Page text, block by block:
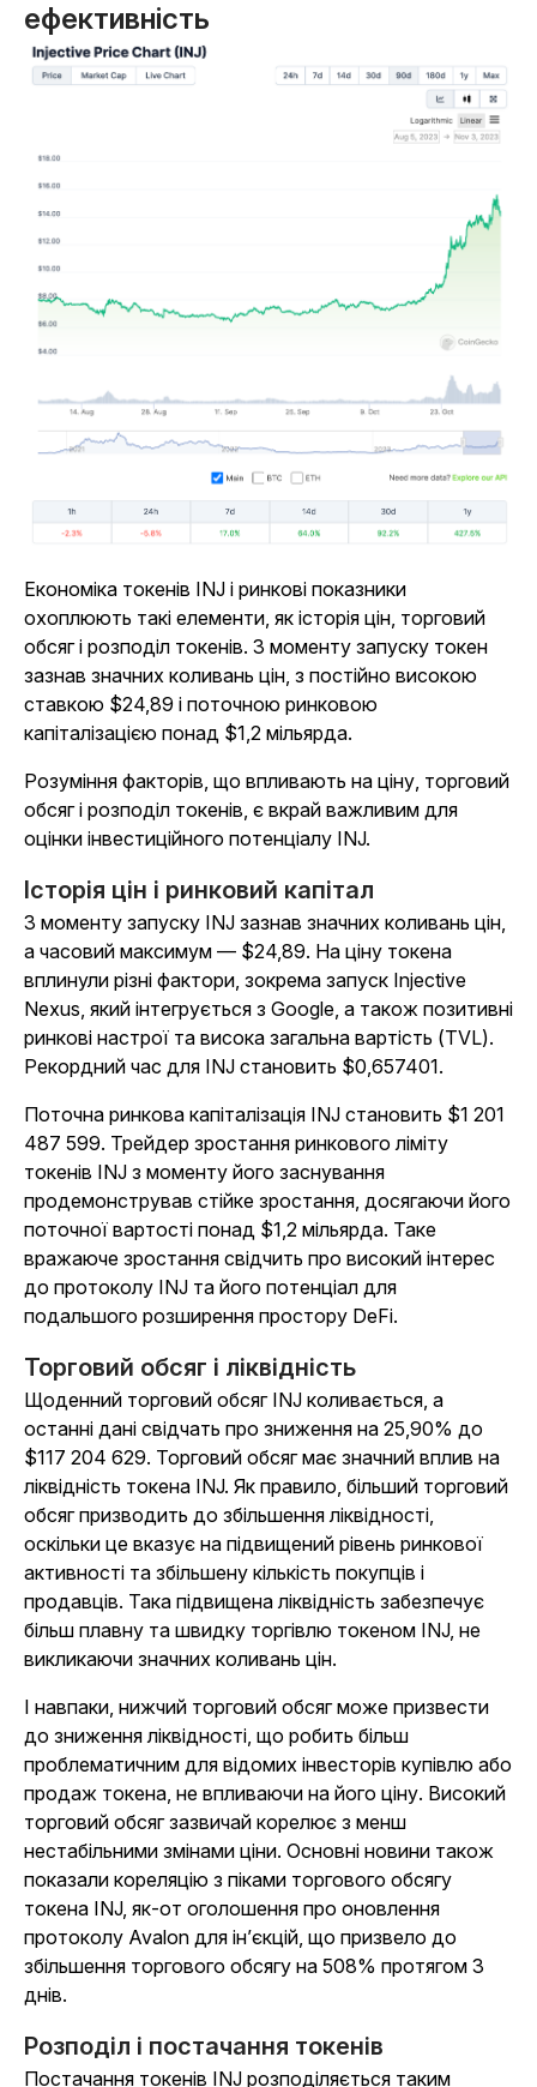
ефективність
Економіка токенів INJ і ринкові показники
охоплюють такі елементи, як історія цін, торговий
обсяг і розподіл токенів. З моменту запуску токен
зазнав значних коливань цін, з постійно високою
ставкою $24,89 і поточною ринковою
капіталізацією понад $1,2 мільярда.
Розуміння факторів, що впливають на ціну, торговий
обсяг і розподіл токенів, є вкрай важливим для
оцінки інвестиційного потенціалу INJ.
Історія цін і ринковий капітал
З моменту запуску INJ зазнав значних коливань цін,
а часовий максимум — $24,89. На ціну токена
вплинули різні фактори, зокрема запуск Injective
Nexus, який інтегрується з Google, а також позитивні
ринкові настрої та висока загальна вартість (TVL).
Рекордний час для INJ становить $0,657401.
Поточна ринкова капіталізація INJ становить $1 201
487 599. Трейдер зростання ринкового ліміту
токенів INJ з моменту його заснування
продемонстрував стійке зростання, досягаючи його
поточної вартості понад $1,2 мільярда. Таке
вражаюче зростання свідчить про високий інтерес
до протоколу INJ та його потенціал для
подальшого розширення простору DeFi.
Торговий обсяг і ліквідність
Щоденний торговий обсяг INJ коливається, а
останні дані свідчать про зниження на 25,90% до
$117 204 629. Торговий обсяг має значний вплив на
ліквідність токена INJ. Як правило, більший торговий
обсяг призводить до збільшення ліквідності,
оскільки це вказує на підвищений рівень ринкової
активності та збільшену кількість покупців і
продавців. Така підвищена ліквідність забезпечує
більш плавну та швидку торгівлю токеном INJ, не
викликаючи значних коливань цін.
І навпаки, нижчий торговий обсяг може призвести
до зниження ліквідності, що робить більш
проблематичним для відомих інвесторів купівлю або
продаж токена, не впливаючи на його ціну. Високий
торговий обсяг зазвичай корелює з менш
нестабільними змінами ціни. Основні новини також
показали кореляцію з піками торгового обсягу
токена INJ, як-от оголошення про оновлення
протоколу Avalon для ін’єкцій, що призвело до
збільшення торгового обсягу на 508% протягом 3
днів.
Розподіл і постачання токенів
Постачання токенів INJ розподіляється таким